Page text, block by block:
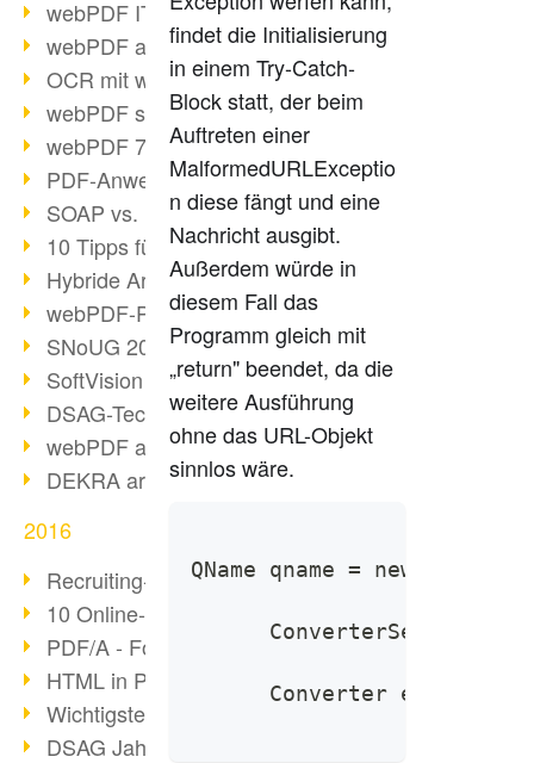
webPDF IT-Tage 2017
webPDF auf IT-Tagen 2017
OCR mit webPDF
webPDF senkt Admin-Kosten
webPDF 7.0 Release
PDF-Anwendung für Unternehmen
SOAP vs. RESTful
10 Tipps für PDF-Arbeit
Hybride Archivierung mit PDF/A-3
webPDF-Preview für Personalakten
SNoUG 2017 Rückblick
SoftVision auf der SNoUG
DSAG-TechDays 2017 Rückblick
webPDF auf DSAG-TechDays 2017
DEKRA arbeitet mit webPDF
2016
Recruiting-Prozess mit webPDF
10 Online-Bewerbung-Tipps
PDF/A - Format der Zukunft (4)
HTML in PDF konvertieren
Wichtigste Datei-/Grafikformate
DSAG Jahreskongress in Nürnberg
findet die Initialisierung
in einem Try-Catch-
Block statt, der beim
Auftreten einer
MalformedURLExceptio
n diese fängt und eine
Nachricht ausgibt.
Außerdem würde in
diesem Fall das
Programm gleich mit
„return" beendet, da die
weitere Ausführung
ohne das URL-Objekt
sinnlos wäre.
QName qname = new
ConverterService
Converter endpoint